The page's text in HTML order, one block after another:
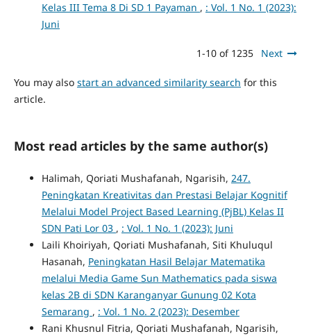
Kelas III Tema 8 Di SD 1 Payaman , : Vol. 1 No. 1 (2023):
Juni
1-10 of 1235 Next
You may also start an advanced similarity search for this
article.
Most read articles by the same author(s)
Halimah, Qoriati Mushafanah, Ngarisih, 247.
Peningkatan Kreativitas dan Prestasi Belajar Kognitif
Melalui Model Project Based Learning (PjBL) Kelas II
SDN Pati Lor 03 , : Vol. 1 No. 1 (2023): Juni
Laili Khoiriyah, Qoriati Mushafanah, Siti Khuluqul
Hasanah, Peningkatan Hasil Belajar Matematika
melalui Media Game Sun Mathematics pada siswa
kelas 2B di SDN Karanganyar Gunung 02 Kota
Semarang , : Vol. 1 No. 2 (2023): Desember
Rani Khusnul Fitria, Qoriati Mushafanah, Ngarisih,